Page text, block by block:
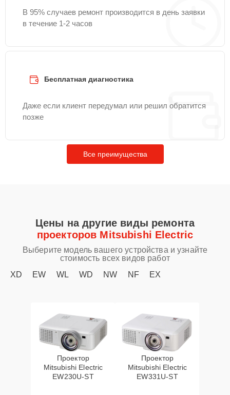
В 95% случаев ремонт производится в день заявки
в течение 1-2 часов
Бесплатная диагностика
Даже если клиент передумал или решил обратится
позже
Все преимущества
Цены на другие виды ремонта
проекторов Mitsubishi Electric
Выберите модель вашего устройства и узнайте
стоимость всех видов работ
XD
EW WL WD NW NF EX
Проектор
Mitsubishi Electric
EW230U-ST
Проектор
Mitsubishi Electric
EW331U-ST